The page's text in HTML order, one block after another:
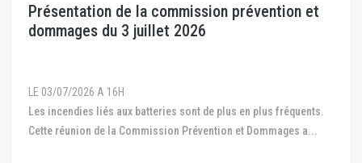
Présentation de la commission prévention et
dommages du 3 juillet 2026
LE 03/07/2026 A 16H
Les incendies liés aux batteries sont de plus en plus fréquents.
Cette réunion de la Commission Prévention et Dommages a...